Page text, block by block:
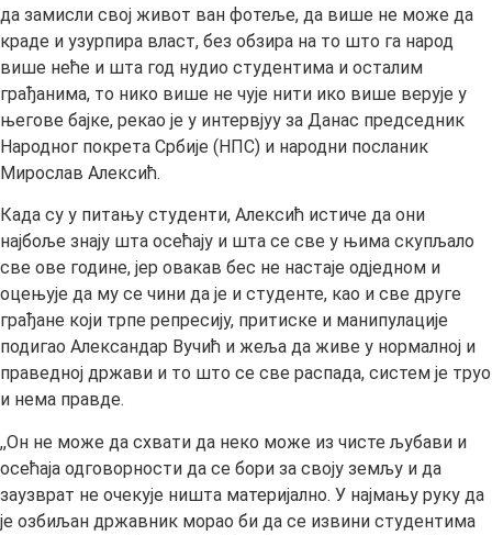
да замисли свој живот ван фотеље, да више не може да
краде и узурпира власт, без обзира на то што га народ
више неће и шта год нудио студентима и осталим
грађанима, то нико више не чује нити ико више верује у
његове бајке, рекао је у интервјуу за Данас председник
Народног покрета Србије (НПС) и народни посланик
Мирослав Алексић.
Када су у питању студенти, Алексић истиче да они
најбоље знају шта осећају и шта се све у њима скупљало
све ове године, јер овакав бес не настаје од‌једном и
оцењује да му се чини да је и студенте, као и све друге
грађане који трпе репресију, притиске и манипулације
подигао Александар Вучић и жеља да живе у нормалној и
праведној држави и то што се све распада, систем је труо
и нема правде.
,,Он не може да схвати да неко може из чисте љубави и
осећаја одговорности да се бори за своју земљу и да
заузврат не очекује ништа материјално. У најмању руку да
је озбиљан државник морао би да се извини студентима